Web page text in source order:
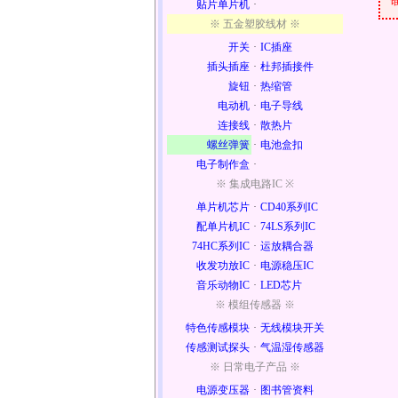
贴片单片机 ·
※ 五金塑胶线材 ※
开关 · IC插座
插头插座 · 杜邦插接件
旋钮 · 热缩管
电动机 · 电子导线
连接线 · 散热片
螺丝弹簧 · 电池盒扣
电子制作盒 ·
※ 集成电路IC ※
单片机芯片 · CD40系列IC
配单片机IC · 74LS系列IC
74HC系列IC · 运放耦合器
收发功放IC · 电源稳压IC
音乐动物IC · LED芯片
※ 模组传感器 ※
特色传感模块 · 无线模块开关
传感测试探头 · 气温湿传感器
※ 日常电子产品 ※
电源变压器 · 图书管资料